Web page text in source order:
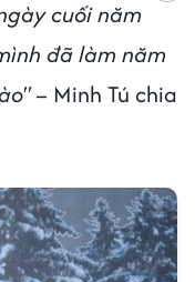
cuối năm
đã làm năm
– Minh Tú chia